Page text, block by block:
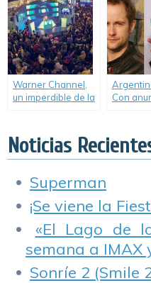
Con.
Warner Channel,
un imperdible de la
Con.
Con
Noticias
Superman
¡Se viene la
«El Lago de
semana a IMAX
Sonríe 2 (Smile